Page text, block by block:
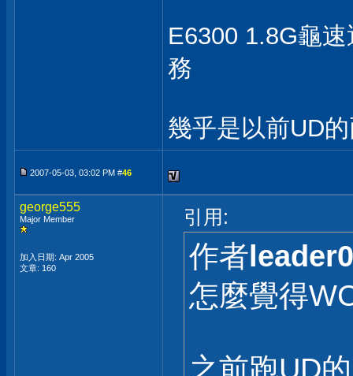
E6300 1.8G龜
務
幾乎是以前UD
2007-05-03, 03:02 PM #46
george555
Major Member
加入日期: Apr 2005
文章: 160
引用:
作者
怎麼覺得
之前跑UD